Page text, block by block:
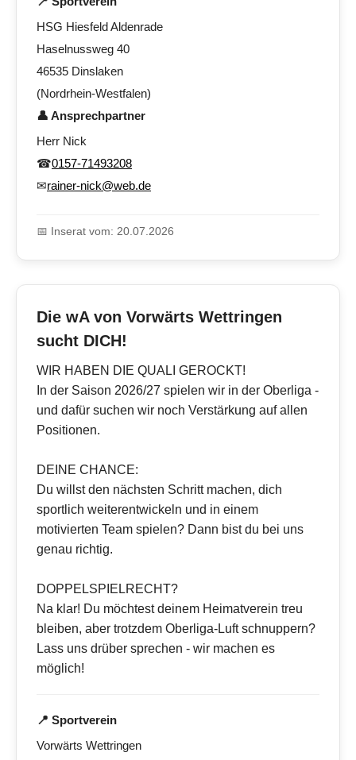
HSG Hiesfeld Aldenrade
Haselnussweg 40
46535 Dinslaken
(Nordrhein-Westfalen)
👤 Ansprechpartner
Herr Nick
☎0157-71493208
✉rainer-nick@web.de
📅 Inserat vom: 20.07.2026
Die wA von Vorwärts Wettringen
sucht DICH!
WIR HABEN DIE QUALI GEROCKT!
In der Saison 2026/27 spielen wir in der Oberliga -
und dafür suchen wir noch Verstärkung auf allen
Positionen.
DEINE CHANCE:
Du willst den nächsten Schritt machen, dich
sportlich weiterentwickeln und in einem
motivierten Team spielen? Dann bist du bei uns
genau richtig.
DOPPELSPIELRECHT?
Na klar! Du möchtest deinem Heimatverein treu
bleiben, aber trotzdem Oberliga-Luft schnuppern?
Lass uns drüber sprechen - wir machen es
möglich!
📍 Sportverein
Vorwärts Wettringen